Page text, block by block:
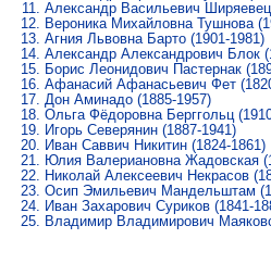
Александр Васильевич Ширяевец
Вероника Михайловна Тушнова
Агния Львовна Барто (1901-1981)
Александр Александрович Блок
Борис Леонидович Пастернак
Афанасий Афанасьевич Фет
Дон Аминадо (1885-1957)
Ольга Фёдоровна Берггольц
Игорь Северянин (1887-1941)
Иван Саввич Никитин (1824-1861)
Юлия Валериановна Жадовская
Николай Алексеевич Некрасов
Осип Эмильевич Мандельштам
Иван Захарович Суриков (1841-
Владимир Владимирович